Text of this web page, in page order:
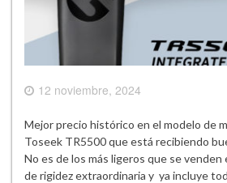
12 noviembre, 2024
Mejor precio histórico en el modelo de
Toseek TR5500 que está recibiendo
No es de los más ligeros que se
de rigidez extraordinaria y ya incluye